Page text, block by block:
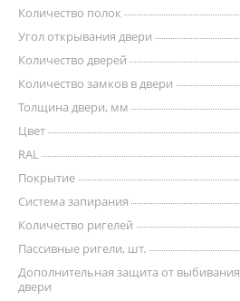
Количество полок
Угол открывания двери
Количество дверей
Количество замков в двери
Толщина двери, мм
Цвет
RAL
Покрытие
Система запирания
Количество ригелей
Пассивные ригели, шт.
Дополнительная защита от выбивания
двери